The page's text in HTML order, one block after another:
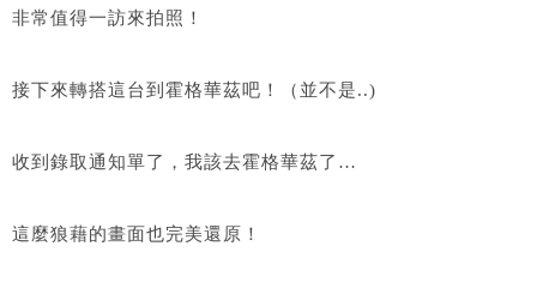
非常值得一訪來拍照！
接下來轉搭這台到霍格華茲吧！（並不是..)
收到錄取通知單了，我該去霍格華茲了…
這麼狼藉的畫面也完美還原！